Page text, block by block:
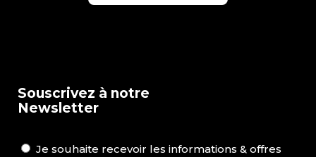
Souscrivez à notre
Newsletter
Je souhaite recevoir les informations & offres